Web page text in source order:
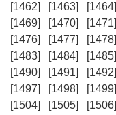
[1462]
[1463] [1464]
[1469]
[1470] [1471]
[1476]
[1477] [1478]
[1483]
[1484] [1485]
[1490]
[1491] [1492]
[1497]
[1498] [1499]
[1504]
[1505] [1506]